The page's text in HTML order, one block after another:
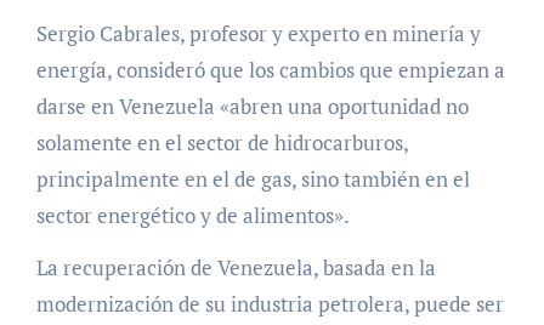
Sergio Cabrales, profesor y experto en minería y
energía, consideró que los cambios que empiezan a
darse en Venezuela «abren una oportunidad no
solamente en el sector de hidrocarburos,
principalmente en el de gas, sino también en el
sector energético y de alimentos».
La recuperación de Venezuela, basada en la
modernización de su industria petrolera, puede ser